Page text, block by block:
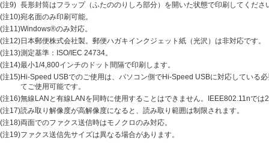
(注9) 長形封筒はフラップ（ふたののりしろ部分）を開いた状態で印刷してくだ
(注10)宛名面のみ印刷可能。
(注11)Windows®のみ対応。
(注12)日本郵便株式会社製。郵便ハガキインクジェット紙（光沢）は非対応です。
(注13)測定基準：ISO/IEC 24734。
(注14)最小1/4,800インチのドット間隔で印刷します。
(注15)Hi-Speed USBでのご使用は、パソコン側でHi-Speed USBに対応している
てご使用可能です。
(注16)無線LANと有線LANを同時に使用することはできません。IEEE802.11nでは
(注17)読み取り解像度が高解像度になると、読み取り範囲は制限されます。
(注18)両面でのファクス送信時はモノクロのみ対応。
(注19)ファクス送信先サイズは異なる場合があります。